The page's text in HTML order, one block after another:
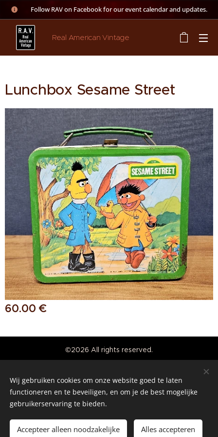
👉 Follow RAV on Facebook for our event calendar and updates.
Real American Vintage
Lunchbox Sesame Street
60.00 €
©2026 All rights reserved.
Cookies
Languages
Nederlands
English
Wij gebruiken cookies om onze website goed te laten
functioneren en te beveiligen, en om je de best mogelijke
gebruikerservaring te bieden.
Accepteer alleen noodzakelijke Alles accepteren